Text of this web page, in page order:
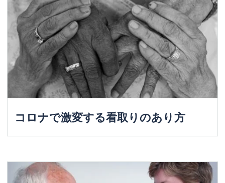
コロナで激変する看取りのあり方